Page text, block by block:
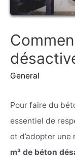
General
Pour faire du
essentiel de
et d’adopter
m³ de béton